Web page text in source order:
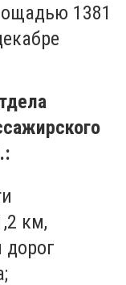
1381
км,
дорог